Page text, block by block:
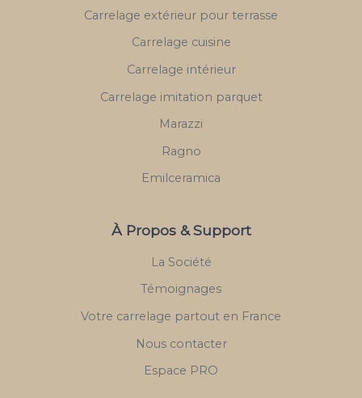
Carrelage extérieur pour terrasse
Carrelage cuisine
Carrelage intérieur
Carrelage imitation parquet
Marazzi
Ragno
Emilceramica
À Propos & Support
La Société
Témoignages
Votre carrelage partout en France
Nous contacter
Espace PRO